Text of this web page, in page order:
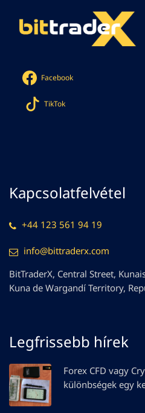
Facebook
TikTok
Kapcsolatfelvétel
+44 123 561 94 19
info@bittraderx.com
BitTraderX, Central Street,
Kuna de Wargandí Territory,
Legfrissebb hírek
Forex CFD vagy
különbségek egy